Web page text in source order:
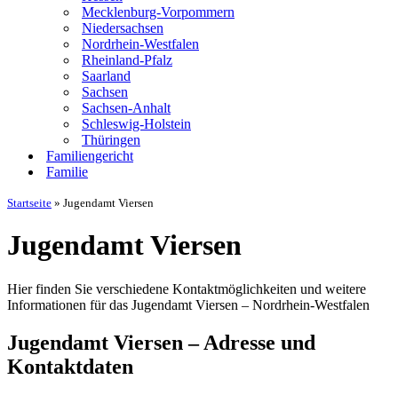
Mecklenburg-Vorpommern
Niedersachsen
Nordrhein-Westfalen
Rheinland-Pfalz
Saarland
Sachsen
Sachsen-Anhalt
Schleswig-Holstein
Thüringen
Familiengericht
Familie
Startseite » Jugendamt Viersen
Jugendamt Viersen
Hier finden Sie verschiedene Kontaktmöglichkeiten und weitere
Informationen für das Jugendamt Viersen – Nordrhein-Westfalen
Jugendamt Viersen – Adresse und
Kontaktdaten